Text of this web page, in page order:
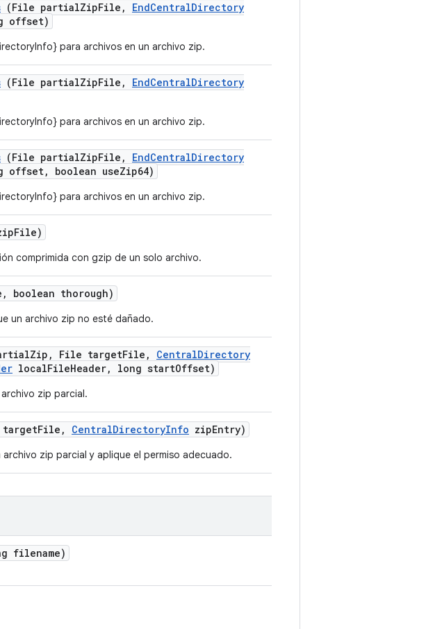
(File partialZipFile , EndCentralDirectory
offset)
para archivos en un archivo zip.
(File partialZipFile , EndCentralDirectory
para archivos en un archivo zip.
(File partialZipFile , EndCentralDirectory
offset, boolean useZip64)
para archivos en un archivo zip.
File)
comprimida con gzip de un solo archivo.
, boolean thorough)
un archivo zip no esté dañado.
Zip , File targetFile , CentralDirectory
localFileHeader, long startOffset)
zip parcial.
File , CentralDirectoryInfo zipEntry)
zip parcial y aplique el permiso adecuado.
filename)